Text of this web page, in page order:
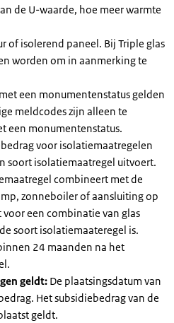
de U-waarde, hoe meer warmte
of isolerend paneel. Bij Triple glas
worden om in aanmerking te
een monumentenstatus gelden
meldcodes zijn alleen te
een monumentenstatus.
voor isolatiemaatregelen
soort isolatiemaatregel uitvoert.
combineert met de
zonneboiler of aansluiting op
een combinatie van glas
soort isolatiemaateregel is.
24 maanden na het
geldt: De plaatsingsdatum van
Het subsidiebedrag van de
geldt.